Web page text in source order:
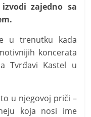
zajedno sa
u trenutku kada
koncerata
Tvrđavi Kastel u
u njegovoj priči –
koja nosi ime